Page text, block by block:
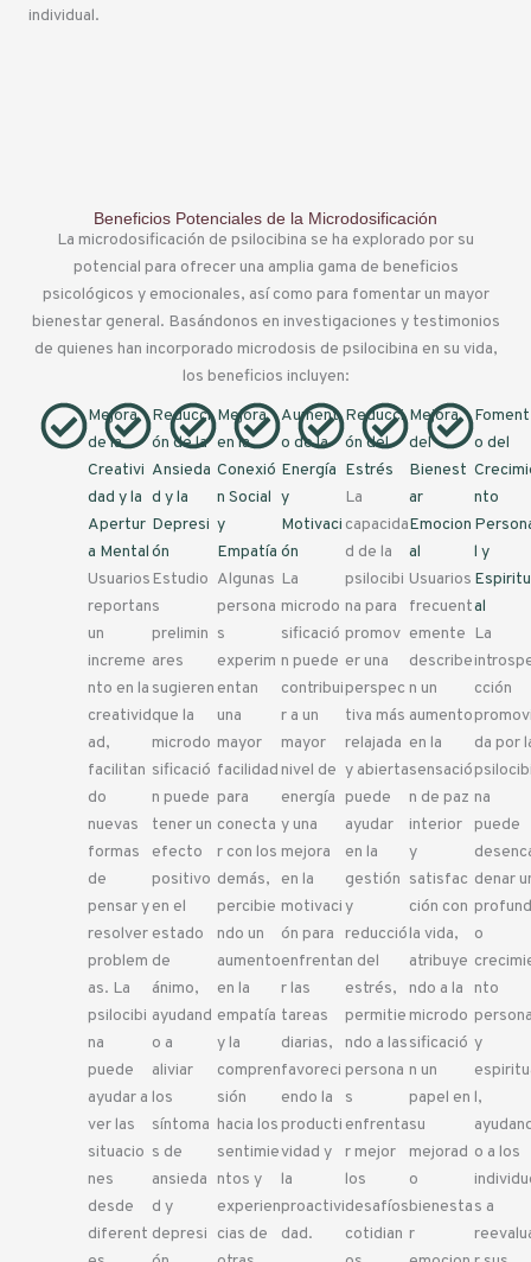
individual.
Beneficios Potenciales de la Microdosificación
La microdosificación de psilocibina se ha explorado por su
potencial para ofrecer una amplia gama de beneficios
psicológicos y emocionales, así como para fomentar un mayor
bienestar general. Basándonos en investigaciones y testimonios
de quienes han incorporado microdosis de psilocibina en su vida,
los beneficios incluyen:
Mejora
de la
Creativi
dad y la
Apertur
a Mental
Usuarios
reportan
un
increme
nto en la
creativid
ad,
facilitan
do
nuevas
formas
de
pensar y
resolver
problem
as. La
psilocibi
na
puede
ayudar a
ver las
situacio
nes
desde
diferent
Reducci
ón de la
Ansieda
d y la
Depresi
ón
Estudio
s
prelimin
ares
sugieren
que la
microdo
sificació
n puede
tener un
efecto
positivo
en el
estado
de
ánimo,
ayudand
o a
aliviar
los
síntoma
s de
ansieda
d y
depresi
Mejora
en la
Conexió
n Social
y
Empatía
Algunas
persona
s
experim
entan
una
mayor
facilidad
para
conecta
r con los
demás,
percibie
ndo un
aumento
en la
empatía
y la
compren
sión
hacia los
sentimie
ntos y
experien
cias de
Aument
o de la
Energía
y
Motivaci
ón
La
microdo
sificació
n puede
contribui
r a un
mayor
nivel de
energía
y una
mejora
en la
motivaci
ón para
enfrenta
r las
tareas
diarias,
favoreci
endo la
producti
vidad y
la
proactivi
dad.
Reducci
ón del
Estrés
La
capacida
d de la
psilocibi
na para
promov
er una
perspec
tiva más
relajada
y abierta
puede
ayudar
en la
gestión
y
reducció
n del
estrés,
permitie
ndo a las
persona
s
enfrenta
r mejor
los
desafíos
cotidian
Mejora
del
Bienest
ar
Emocion
al
Usuarios
frecuent
emente
describe
n un
aumento
en la
sensació
n de paz
interior
y
satisfac
ción con
la vida,
atribuye
ndo a la
microdo
sificació
n un
papel en
su
mejorad
o
bienesta
r
Foment
o del
nto
l y
Espiritu
al
La
cción
da por
na
puede
denar
profund
o
nto
y
l,
o a los
s a